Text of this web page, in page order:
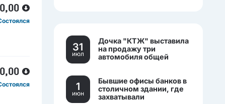
31
июл
Дочка "КТЖ" выставила
на продажу три
автомобиля общей
1
июн
Бывшие офисы банков в
столичном здании, где
захватывали